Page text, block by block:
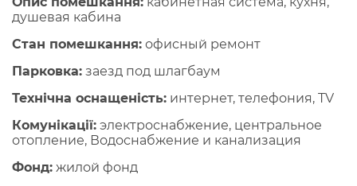
душевая кабина
Стан помешкання: офисный ремонт
Парковка: заезд под шлагбаум
Технічна оснащеність: интернет, телефония, TV
Комунікації: электроснабжение, центральное
отопление, Водоснабжение и канализация
Фонд: жилой фонд